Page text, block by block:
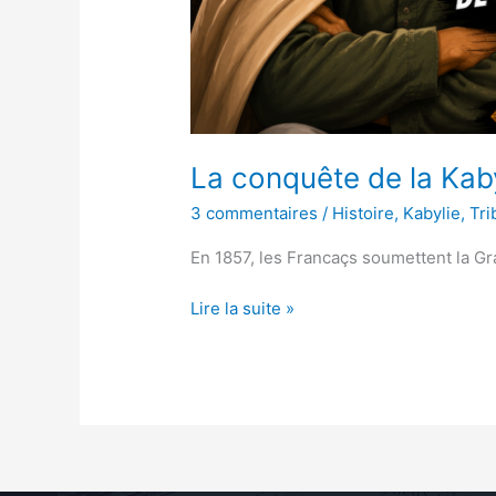
La conquête de la
3 commentaires / Histoire, Kabylie,
En 1857, les Francaçs soumettent la
Lire la suite »